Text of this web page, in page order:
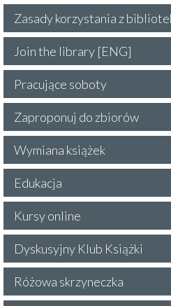
Zasady korzystania z
Join the library [ENG]
Pracujące soboty
Zaproponuj do zbiorów
Wymiana książek
Edukacja
Kursy online
Dyskusyjny Klub Książki
Różowa skrzyneczka